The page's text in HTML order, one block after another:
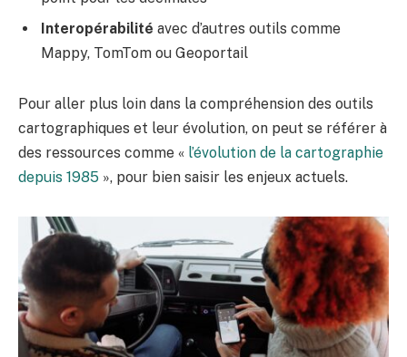
Interopérabilité avec d’autres outils comme
Mappy, TomTom ou Geoportail
Pour aller plus loin dans la compréhension des outils
cartographiques et leur évolution, on peut se référer à
des ressources comme « l’évolution de la cartographie
depuis 1985 », pour bien saisir les enjeux actuels.